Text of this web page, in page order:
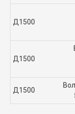
Д1500
Д1500
Д1500